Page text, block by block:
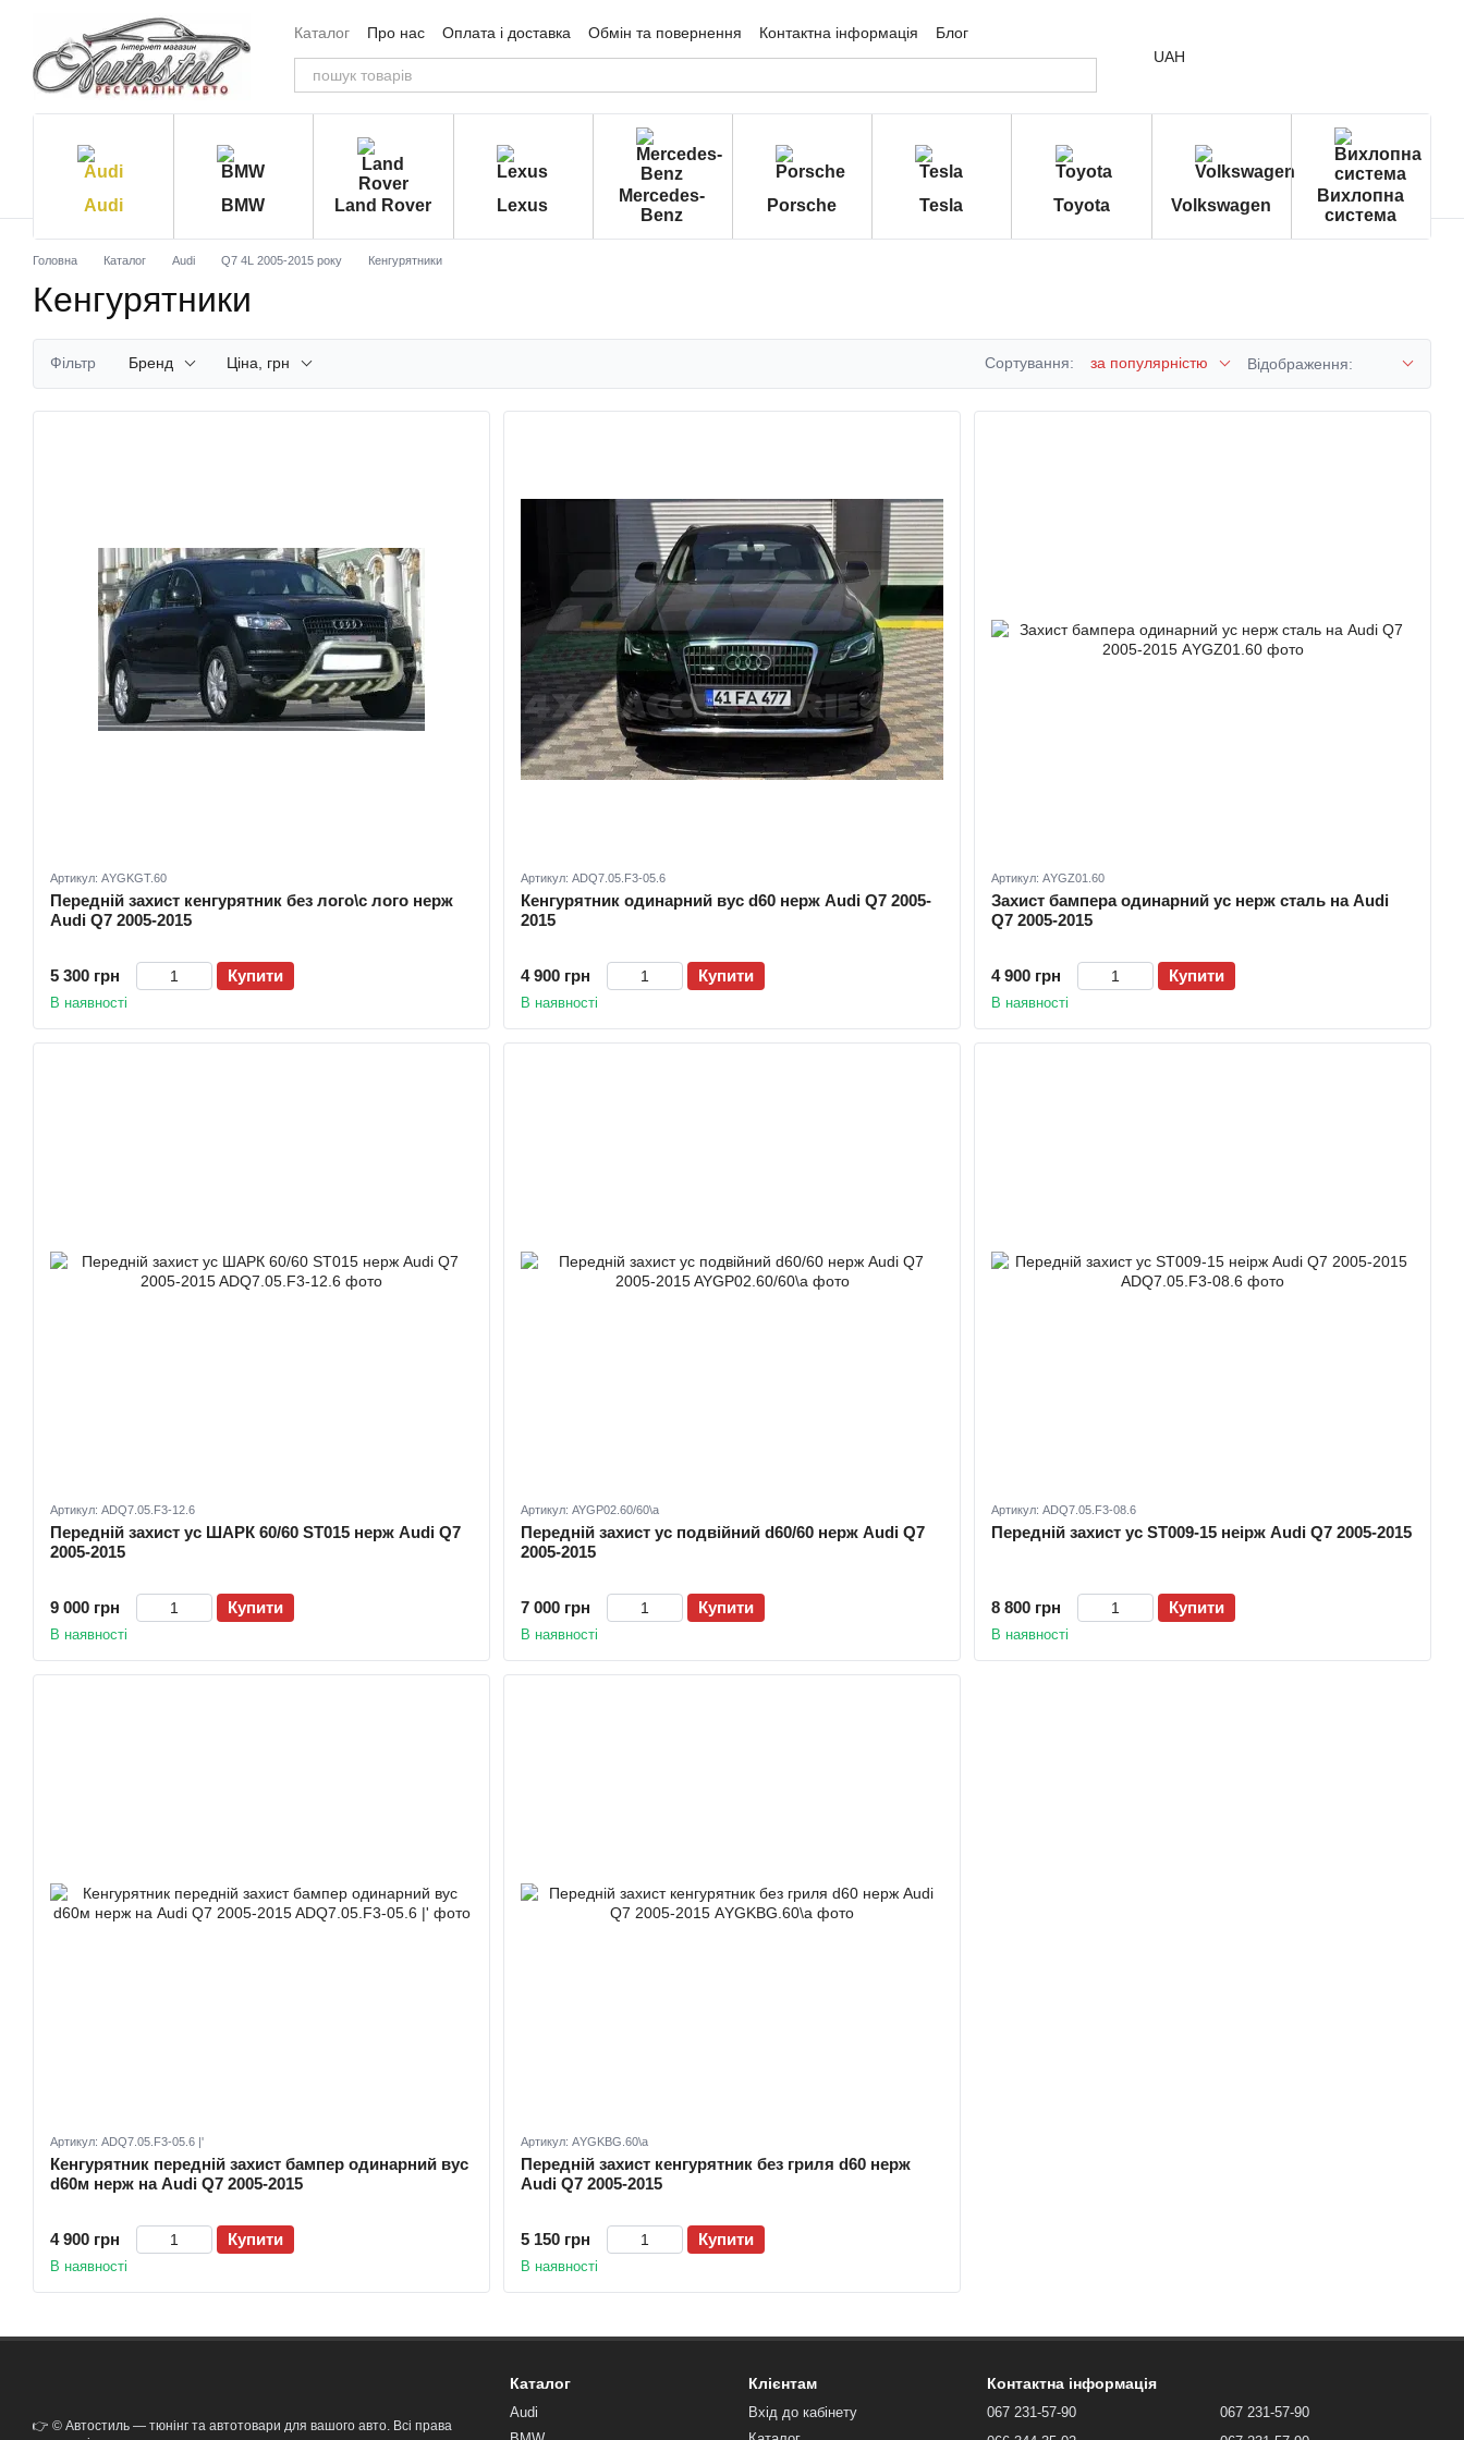
Перейти до основного контенту
Каталог
Про нас Оплата і доставка Обмін та повернення Контактна інформація
Блог
Угода користувача
Відгуки про магазин UAH
Audi BMW Land Rover Lexus
Mercedes-
Benz
Porsche Tesla Toyota Volkswagen
Вихлопна
система
Головна Каталог Audi Q7 4L 2005-2015 року Кенгурятники
Кенгурятники
Фільтр Бренд Ціна, грн Сортування: за популярністю Відображення:
Артикул: АYGKGT.60
Передній захист кенгурятник без лого\с лого нерж
Audi Q7 2005-2015
5 300 грн Купити
В наявності
Артикул: ADQ7.05.F3-05.6
Кенгурятник одинарний вус d60 нерж Audi Q7 2005-
2015
4 900 грн Купити
В наявності
Артикул: АYGZ01.60
Захист бампера одинарний ус нерж сталь на Audi
Q7 2005-2015
4 900 грн Купити
В наявності
Артикул: ADQ7.05.F3-12.6
Передній захист ус ШАРК 60/60 ST015 нерж Audi Q7
2005-2015
9 000 грн Купити
В наявності
Артикул: AYGP02.60/60\a
Передній захист ус подвійний d60/60 нерж Audi Q7
2005-2015
7 000 грн Купити
В наявності
Артикул: ADQ7.05.F3-08.6
Передній захист ус ST009-15 неірж Audi Q7 2005-2015
8 800 грн Купити
В наявності
Артикул: ADQ7.05.F3-05.6 |'
Кенгурятник передній захист бампер одинарний вус
d60м нерж на Audi Q7 2005-2015
4 900 грн Купити
В наявності
Артикул: АYGKBG.60\a
Передній захист кенгурятник без гриля d60 нерж
Audi Q7 2005-2015
5 150 грн Купити
В наявності
👉 © Автостиль — тюнінг та автотовари для вашого авто. Всі права
Каталог
Audi
Клієнтам
Вхід до кабінету
Контактна інформація
067 231-57-90
067 231-57-90